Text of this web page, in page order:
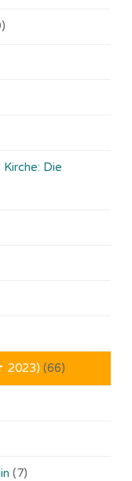
Die
2023) (66)
(7)